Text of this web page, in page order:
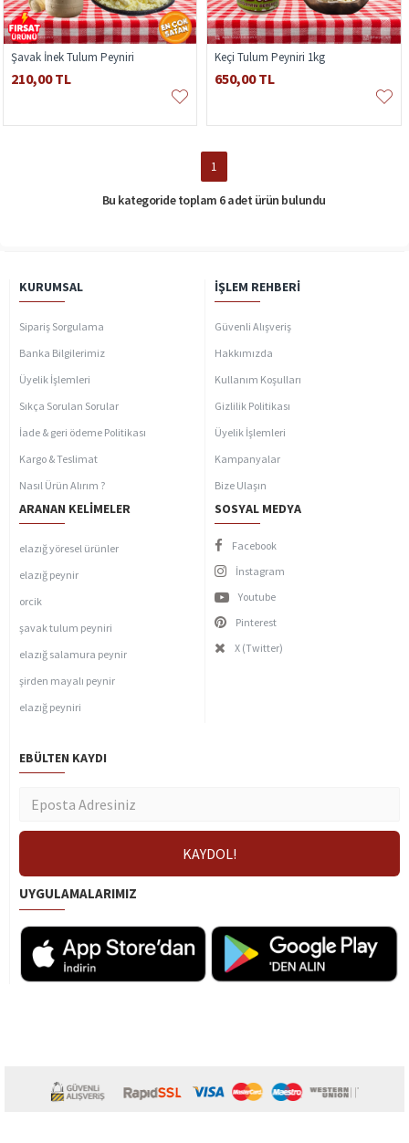
Şavak İnek Tulum Peyniri
210,00 TL
Keçi Tulum Peyniri 1kg
650,00 TL
1
Bu kategoride toplam 6 adet ürün bulundu
KURUMSAL
Sipariş Sorgulama
Banka Bilgilerimiz
Üyelik İşlemleri
Sıkça Sorulan Sorular
İade & geri ödeme Politikası
Kargo & Teslimat
Nasıl Ürün Alırım ?
İŞLEM REHBERI
Güvenli Alışveriş
Hakkımızda
Kullanım Koşulları
Gizlilik Politikası
Üyelik İşlemleri
Kampanyalar
Bize Ulaşın
ARANAN KELIMELER
elazığ yöresel ürünler
elazığ peynir
orcik
şavak tulum peyniri
elazığ salamura peynir
şirden mayalı peynir
elazığ peyniri
SOSYAL MEDYA
Facebook
İnstagram
Youtube
Pinterest
X (Twitter)
EBÜLTEN KAYDI
UYGULAMALARIMIZ